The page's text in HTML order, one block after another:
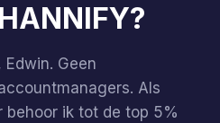
Geen
Als
behoor ik tot de top 5%